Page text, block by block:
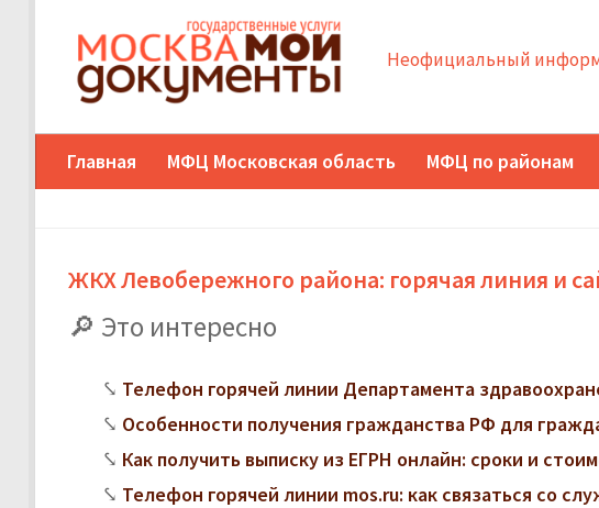
Неофициальный
Главная МФЦ Московская область МФЦ по районам
ЖКХ Левобережного района: горячая линия и
Это интересно
Телефон горячей линии Департамента
Особенности получения гражданства РФ для
Как получить выписку из ЕГРН онлайн: сроки и
Телефон горячей линии mos.ru: как связаться со